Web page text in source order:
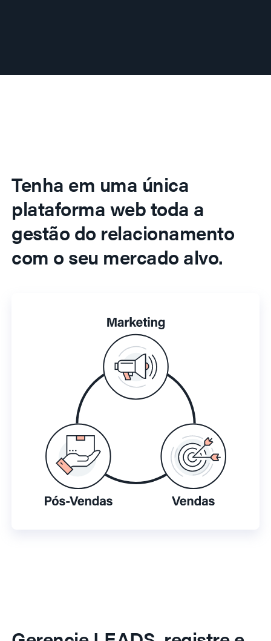
Tenha em uma única
plataforma web toda a
gestão do relacionamento
com o seu mercado alvo.